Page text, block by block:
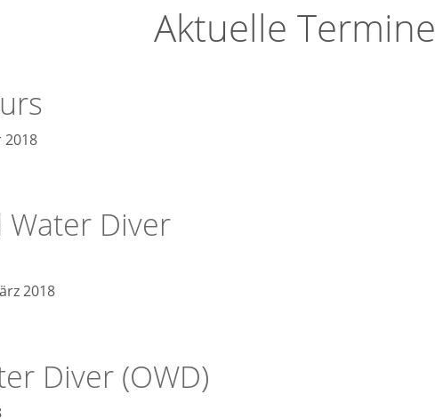
Aktuelle Termine
2018
Water Diver
2018
Diver (OWD)